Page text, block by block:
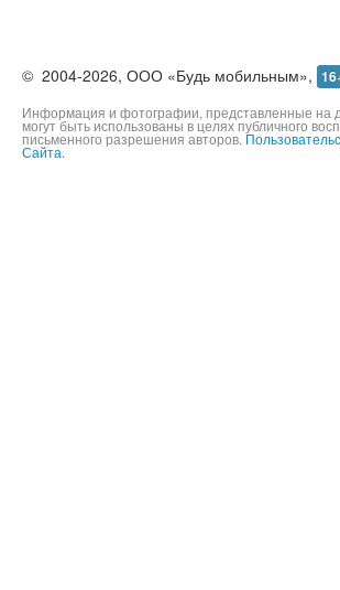
© 2004-2026, ООО «Будь мобильным»,
Информация и фотографии, представленные на
могут быть использованы в целях публичного
письменного разрешения авторов.
Сайта.